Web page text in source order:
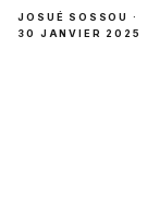
JOSUÉ SOSSOU ·
30 JANVIER 2025